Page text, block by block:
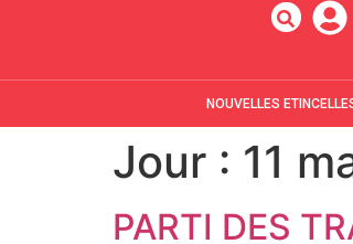
NOUVELLES
Jour : 11
PARTI DES